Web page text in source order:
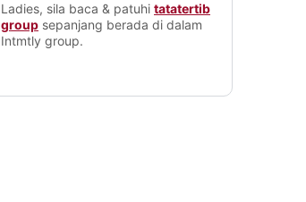
Ladies, sila baca & patuhi tatatertib
group sepanjang berada di dalam
Intmtly group.